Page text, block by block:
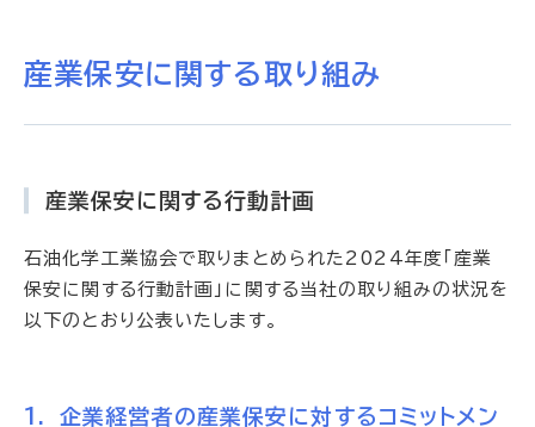
産業保安に関する取り組み
産業保安に関する行動計画
石油化学工業協会で取りまとめられた2024年度「産業
保安に関する行動計画」に関する当社の取り組みの状況を
以下のとおり公表いたします。
企業経営者の産業保安に対するコミットメン